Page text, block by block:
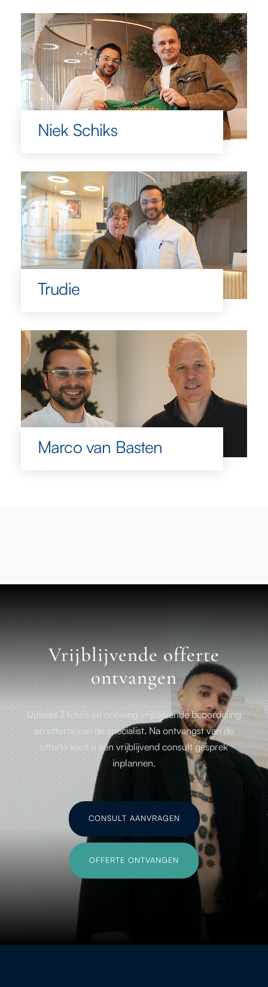
Niek Schiks
Trudie
Marco van Basten
Vrijblijvende offerte
ontvangen
Upload 3 foto’s en ontvang vrijblijvende beoordeling
en offerte van de specialist. Na ontvangst van de
offerte kunt u een vrijblijvend consult gesprek
inplannen.
CONSULT AANVRAGEN
OFFERTE ONTVANGEN